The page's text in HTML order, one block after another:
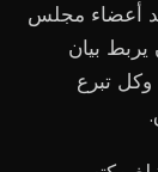
أعضاء مجلس
يربط بيان
وكل تبرع